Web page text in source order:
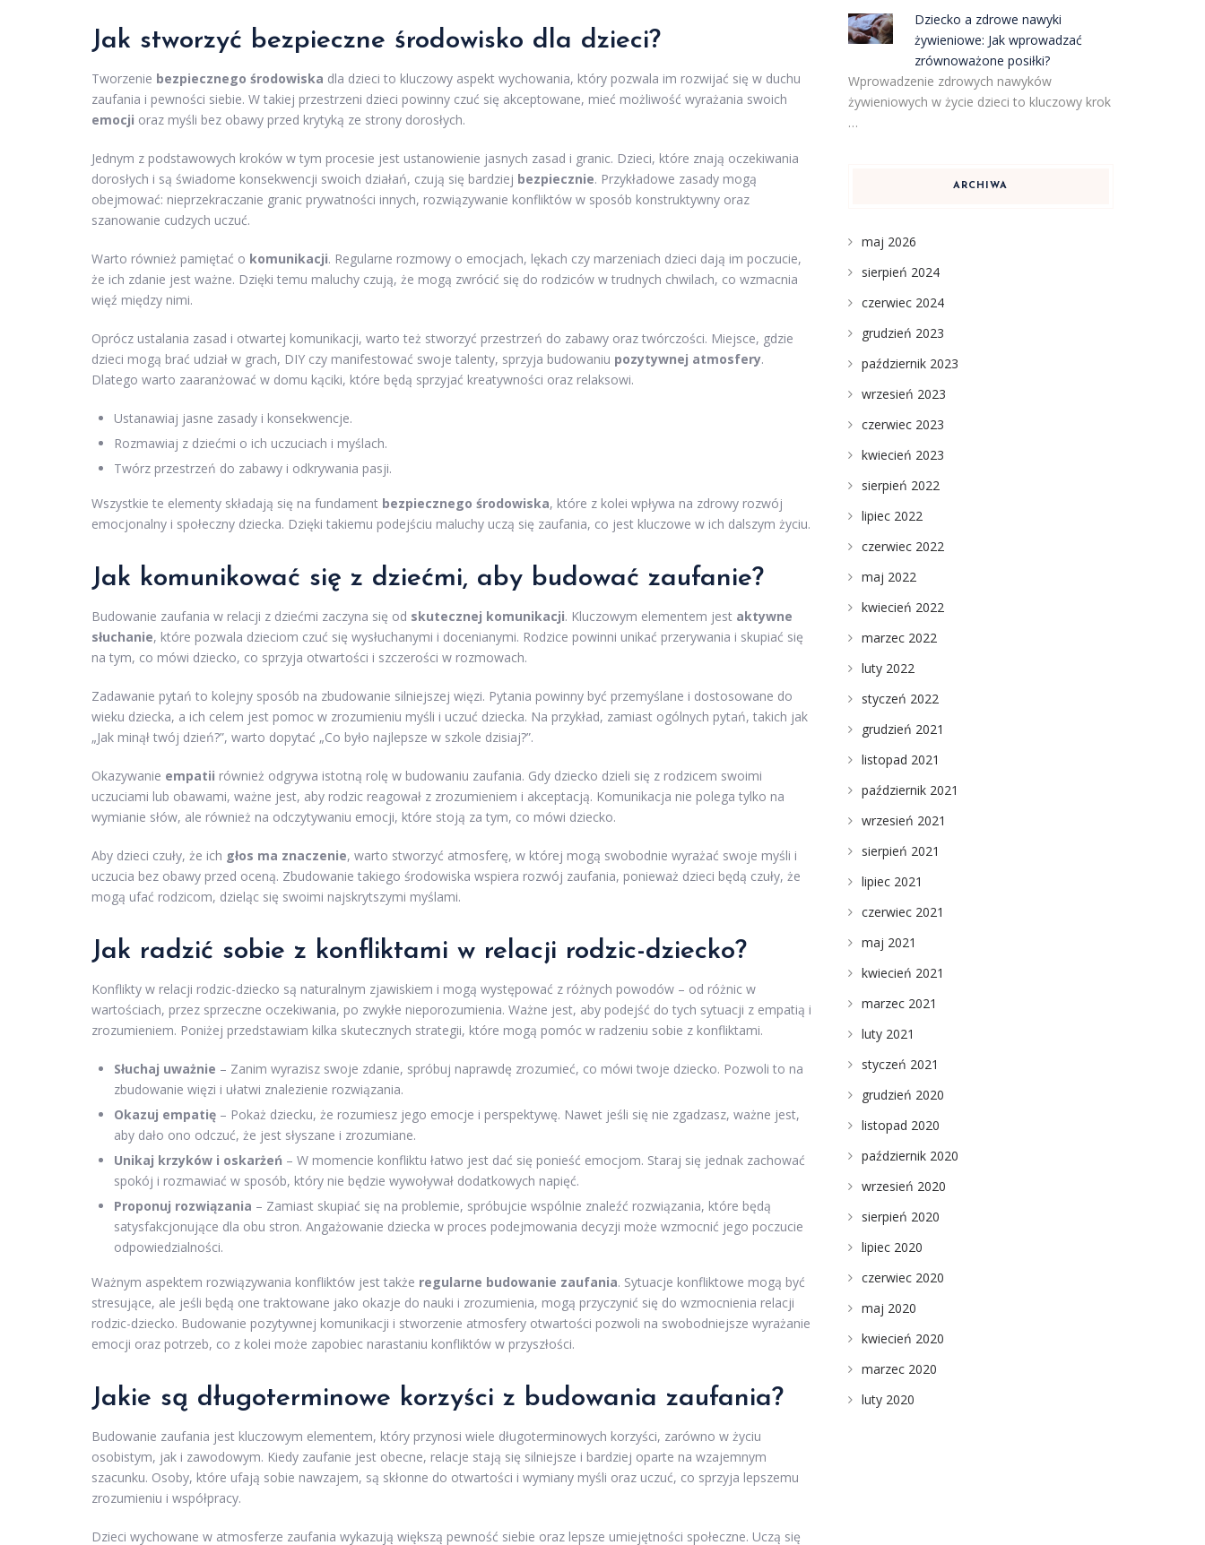
Jak stworzyć bezpieczne środowisko dla dzieci?
Tworzenie bezpiecznego środowiska dla dzieci to kluczowy aspekt wychowania, który pozwala im rozwijać się w duchu
zaufania i pewności siebie. W takiej przestrzeni dzieci powinny czuć się akceptowane, mieć możliwość wyrażania swoich
emocji oraz myśli bez obawy przed krytyką ze strony dorosłych.
Jednym z podstawowych kroków w tym procesie jest ustanowienie jasnych zasad i granic. Dzieci, które znają oczekiwania
dorosłych i są świadome konsekwencji swoich działań, czują się bardziej bezpiecznie. Przykładowe zasady mogą
obejmować: nieprzekraczanie granic prywatności innych, rozwiązywanie konfliktów w sposób konstruktywny oraz
szanowanie cudzych uczuć.
Warto również pamiętać o komunikacji. Regularne rozmowy o emocjach, lękach czy marzeniach dzieci dają im poczucie,
że ich zdanie jest ważne. Dzięki temu maluchy czują, że mogą zwrócić się do rodziców w trudnych chwilach, co wzmacnia
więź między nimi.
Oprócz ustalania zasad i otwartej komunikacji, warto też stworzyć przestrzeń do zabawy oraz twórczości. Miejsce, gdzie
dzieci mogą brać udział w grach, DIY czy manifestować swoje talenty, sprzyja budowaniu pozytywnej atmosfery.
Dlatego warto zaaranżować w domu kąciki, które będą sprzyjać kreatywności oraz relaksowi.
Ustanawiaj jasne zasady i konsekwencje.
Rozmawiaj z dziećmi o ich uczuciach i myślach.
Twórz przestrzeń do zabawy i odkrywania pasji.
Wszystkie te elementy składają się na fundament bezpiecznego środowiska, które z kolei wpływa na zdrowy rozwój
emocjonalny i społeczny dziecka. Dzięki takiemu podejściu maluchy uczą się zaufania, co jest kluczowe w ich dalszym życiu.
Jak komunikować się z dziećmi, aby budować zaufanie?
Budowanie zaufania w relacji z dziećmi zaczyna się od skutecznej komunikacji. Kluczowym elementem jest aktywne
słuchanie, które pozwala dzieciom czuć się wysłuchanymi i docenianymi. Rodzice powinni unikać przerywania i skupiać się
na tym, co mówi dziecko, co sprzyja otwartości i szczerości w rozmowach.
Zadawanie pytań to kolejny sposób na zbudowanie silniejszej więzi. Pytania powinny być przemyślane i dostosowane do
wieku dziecka, a ich celem jest pomoc w zrozumieniu myśli i uczuć dziecka. Na przykład, zamiast ogólnych pytań, takich jak
„Jak minął twój dzień?”, warto dopytać „Co było najlepsze w szkole dzisiaj?”.
Okazywanie empatii również odgrywa istotną rolę w budowaniu zaufania. Gdy dziecko dzieli się z rodzicem swoimi
uczuciami lub obawami, ważne jest, aby rodzic reagował z zrozumieniem i akceptacją. Komunikacja nie polega tylko na
wymianie słów, ale również na odczytywaniu emocji, które stoją za tym, co mówi dziecko.
Aby dzieci czuły, że ich głos ma znaczenie, warto stworzyć atmosferę, w której mogą swobodnie wyrażać swoje myśli i
uczucia bez obawy przed oceną. Zbudowanie takiego środowiska wspiera rozwój zaufania, ponieważ dzieci będą czuły, że
mogą ufać rodzicom, dzieląc się swoimi najskrytszymi myślami.
Jak radzić sobie z konfliktami w relacji rodzic-dziecko?
Konflikty w relacji rodzic-dziecko są naturalnym zjawiskiem i mogą występować z różnych powodów – od różnic w
wartościach, przez sprzeczne oczekiwania, po zwykłe nieporozumienia. Ważne jest, aby podejść do tych sytuacji z empatią i
zrozumieniem. Poniżej przedstawiam kilka skutecznych strategii, które mogą pomóc w radzeniu sobie z konfliktami.
Słuchaj uważnie – Zanim wyrazisz swoje zdanie, spróbuj naprawdę zrozumieć, co mówi twoje dziecko. Pozwoli to na
zbudowanie więzi i ułatwi znalezienie rozwiązania.
Okazuj empatię – Pokaż dziecku, że rozumiesz jego emocje i perspektywę. Nawet jeśli się nie zgadzasz, ważne jest,
aby dało ono odczuć, że jest słyszane i zrozumiane.
Unikaj krzyków i oskarżeń – W momencie konfliktu łatwo jest dać się ponieść emocjom. Staraj się jednak zachować
spokój i rozmawiać w sposób, który nie będzie wywoływał dodatkowych napięć.
Proponuj rozwiązania – Zamiast skupiać się na problemie, spróbujcie wspólnie znaleźć rozwiązania, które będą
satysfakcjonujące dla obu stron. Angażowanie dziecka w proces podejmowania decyzji może wzmocnić jego poczucie
odpowiedzialności.
Ważnym aspektem rozwiązywania konfliktów jest także regularne budowanie zaufania. Sytuacje konfliktowe mogą być
stresujące, ale jeśli będą one traktowane jako okazje do nauki i zrozumienia, mogą przyczynić się do wzmocnienia relacji
rodzic-dziecko. Budowanie pozytywnej komunikacji i stworzenie atmosfery otwartości pozwoli na swobodniejsze wyrażanie
emocji oraz potrzeb, co z kolei może zapobiec narastaniu konfliktów w przyszłości.
Jakie są długoterminowe korzyści z budowania zaufania?
Budowanie zaufania jest kluczowym elementem, który przynosi wiele długoterminowych korzyści, zarówno w życiu
osobistym, jak i zawodowym. Kiedy zaufanie jest obecne, relacje stają się silniejsze i bardziej oparte na wzajemnym
szacunku. Osoby, które ufają sobie nawzajem, są skłonne do otwartości i wymiany myśli oraz uczuć, co sprzyja lepszemu
zrozumieniu i współpracy.
Dzieci wychowane w atmosferze zaufania wykazują większą pewność siebie oraz lepsze umiejętności społeczne. Uczą się
Dziecko a zdrowe nawyki
żywieniowe: Jak wprowadzać
zrównoważone posiłki?
Wprowadzenie zdrowych nawyków
żywieniowych w życie dzieci to kluczowy krok
…
ARCHIWA
maj 2026
sierpień 2024
czerwiec 2024
grudzień 2023
październik 2023
wrzesień 2023
czerwiec 2023
kwiecień 2023
sierpień 2022
lipiec 2022
czerwiec 2022
maj 2022
kwiecień 2022
marzec 2022
luty 2022
styczeń 2022
grudzień 2021
listopad 2021
październik 2021
wrzesień 2021
sierpień 2021
lipiec 2021
czerwiec 2021
maj 2021
kwiecień 2021
marzec 2021
luty 2021
styczeń 2021
grudzień 2020
listopad 2020
październik 2020
wrzesień 2020
sierpień 2020
lipiec 2020
czerwiec 2020
maj 2020
kwiecień 2020
marzec 2020
luty 2020